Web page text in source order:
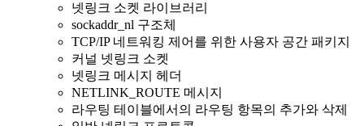
넷링크 소켓 라이브러리
sockaddr_nl 구조체
TCP/IP 네트워킹 제어를 위한 사용자 공간 패키지
커널 넷링크 소켓
넷링크 메시지 헤더
NETLINK_ROUTE 메시지
라우팅 테이블에서의 라우팅 항목의 추가와 삭제